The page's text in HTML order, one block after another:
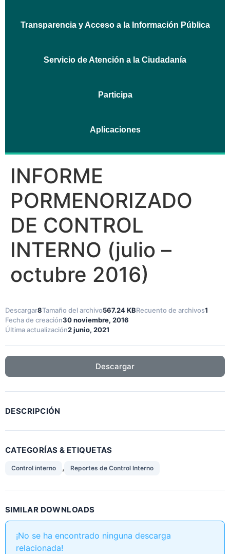
Transparencia y Acceso a la Información Pública
Servicio de Atención a la Ciudadanía
Participa
Aplicaciones
INFORME
PORMENORIZADO
DE CONTROL
INTERNO (julio –
octubre 2016)
Descargar8Tamaño del archivo567.24 KBRecuento de archivos1
Fecha de creación30 noviembre, 2016
Última actualización2 junio, 2021
Descargar
DESCRIPCIÓN
CATEGORÍAS & ETIQUETAS
Control interno , Reportes de Control Interno
SIMILAR DOWNLOADS
¡No se ha encontrado ninguna descarga
relacionada!